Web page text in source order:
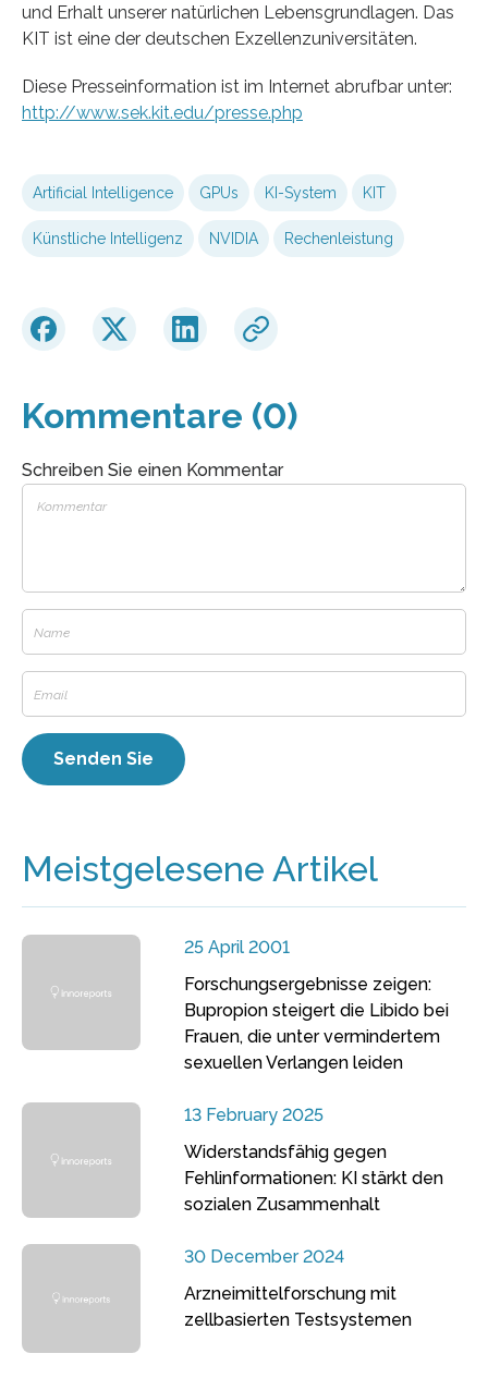
und Erhalt unserer natürlichen Lebensgrundlagen. Das
KIT ist eine der deutschen Exzellenzuniversitäten.
Diese Presseinformation ist im Internet abrufbar unter:
http://www.sek.kit.edu/presse.php
Artificial Intelligence GPUs KI-System KIT
Künstliche Intelligenz NVIDIA Rechenleistung
Kommentare (0)
Schreiben Sie einen Kommentar
Meistgelesene Artikel
25 April 2001
Forschungsergebnisse zeigen:
Bupropion steigert die Libido bei
Frauen, die unter vermindertem
sexuellen Verlangen leiden
13 February 2025
Widerstandsfähig gegen
Fehlinformationen: KI stärkt den
sozialen Zusammenhalt
30 December 2024
Arzneimittelforschung mit
zellbasierten Testsystemen